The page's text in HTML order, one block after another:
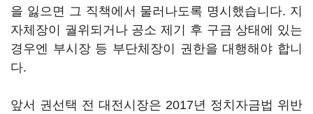
을 잃으면 그 직책에서 물러나도록 명시했습니다. 지
자체장이 궐위되거나 공소 제기 후 구금 상태에 있는
경우엔 부시장 등 부단체장이 권한을 대행해야 합니
다.
앞서 권선택 전 대전시장은 2017년 정치자금법 위반